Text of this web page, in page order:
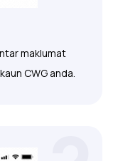
maklumat
CWG anda.